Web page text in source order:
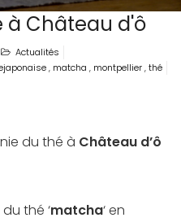
à Château d'ô
Actualités
, matcha , montpellier,thé
du thé à Château d’ô
thé ‘matcha‘ en